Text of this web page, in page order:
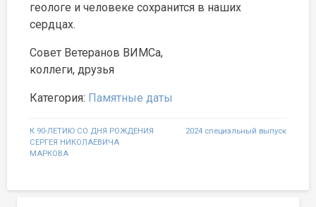
геологе и человеке сохранится в наших
сердцах.
Совет Ветеранов ВИМСа,
коллеги, друзья
Категория: Памятные даты
Навигация
по
К 90-ЛЕТИЮ СО ДНЯ РОЖДЕНИЯ
СЕРГЕЯ НИКОЛАЕВИЧА
МАРКОВА
2024 специальный выпуск